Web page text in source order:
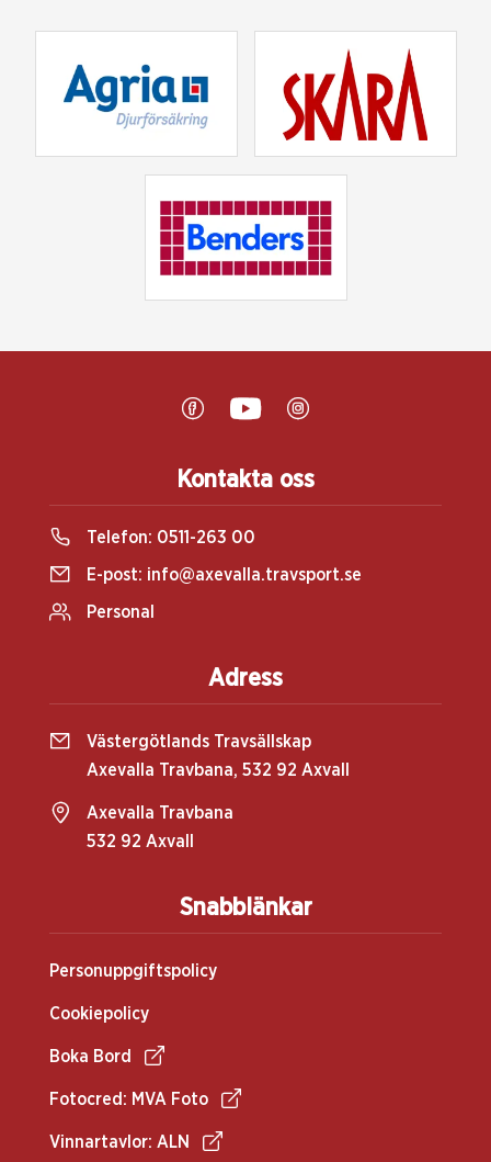
Snabblänkar
Personuppgiftspolicy
Cookiepolicy
Boka Bord
Fotocred: MVA Foto
Vinnartavlor: ALN
Kontakta oss
Telefon: 0511-263 00
E-post: info@axevalla.travsport.se
Personal
Adress
Västergötlands Travsällskap
Axevalla Travbana, 532 92 Axvall
Axevalla Travbana
532 92 Axvall